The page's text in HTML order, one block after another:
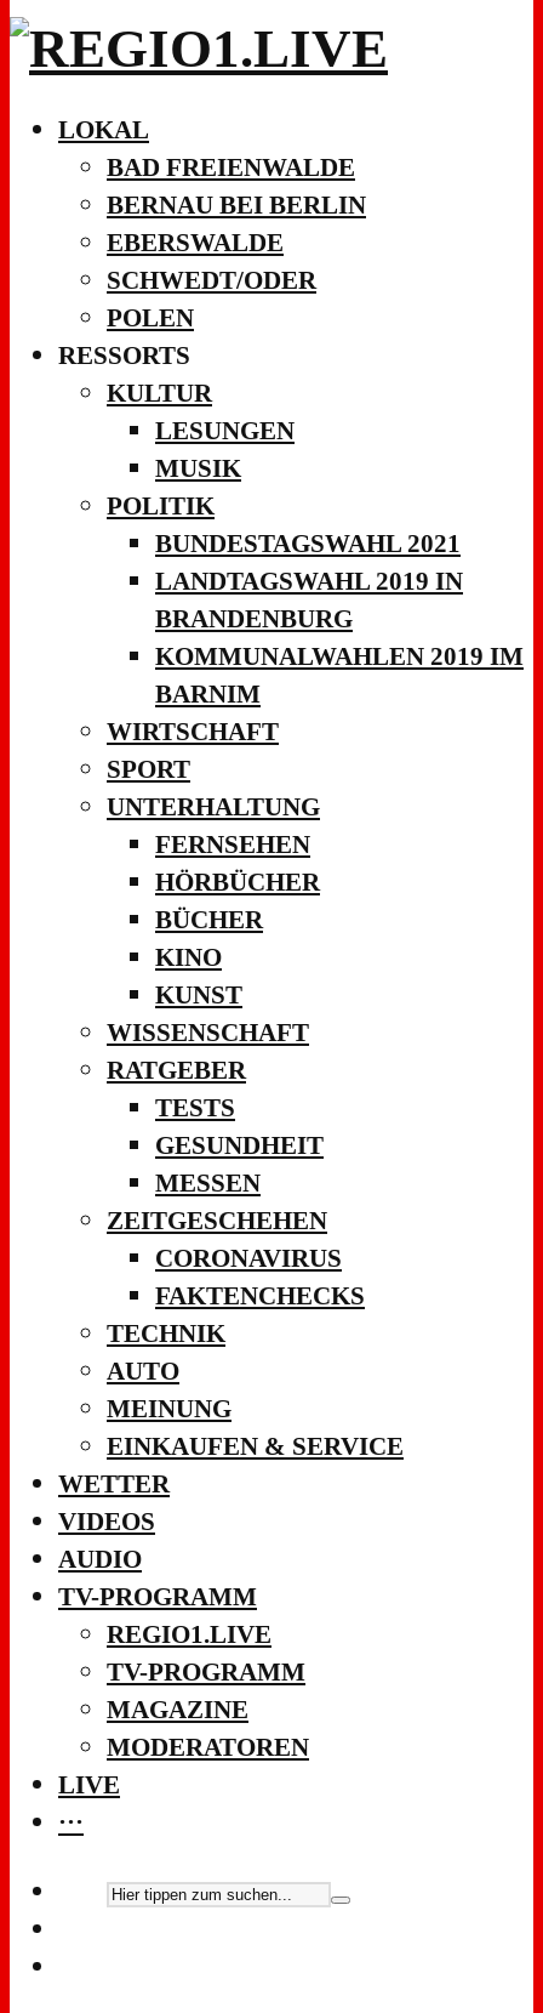
LOKAL
BAD FREIENWALDE
BERNAU BEI BERLIN
EBERSWALDE
SCHWEDT/ODER
POLEN
RESSORTS
KULTUR
LESUNGEN
MUSIK
POLITIK
BUNDESTAGSWAHL 2021
LANDTAGSWAHL 2019 IN
BRANDENBURG
KOMMUNALWAHLEN 2019 IM
BARNIM
WIRTSCHAFT
SPORT
UNTERHALTUNG
FERNSEHEN
HÖRBÜCHER
BÜCHER
KINO
KUNST
WISSENSCHAFT
RATGEBER
TESTS
GESUNDHEIT
MESSEN
ZEITGESCHEHEN
CORONAVIRUS
FAKTENCHECKS
TECHNIK
AUTO
MEINUNG
EINKAUFEN & SERVICE
WETTER
VIDEOS
AUDIO
TV-PROGRAMM
REGIO1.LIVE
TV-PROGRAMM
MAGAZINE
MODERATOREN
LIVE
···